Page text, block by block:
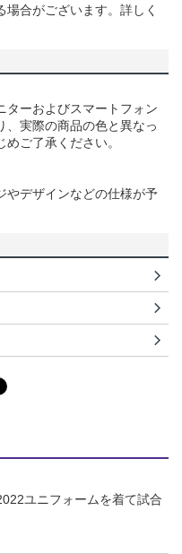
合がございます。詳しく
ターおよびスマートフォン
、実際の商品の色と異なっ
ご了承ください。
やデザインなどの仕様が予
ユニフォームを着て試合